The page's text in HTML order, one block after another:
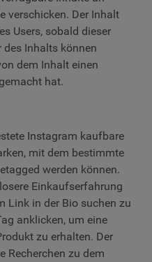
verschicken. Der Inhalt
Users, sobald dieser
des Inhalts können
dem Inhalt einen
hat.
Instagram kaufbare
mit dem bestimmte
werden können.
Einkaufserfahrung
Link in der Bio suchen zu
anklicken, um eine
zu erhalten. Der
Recherchen zu dem